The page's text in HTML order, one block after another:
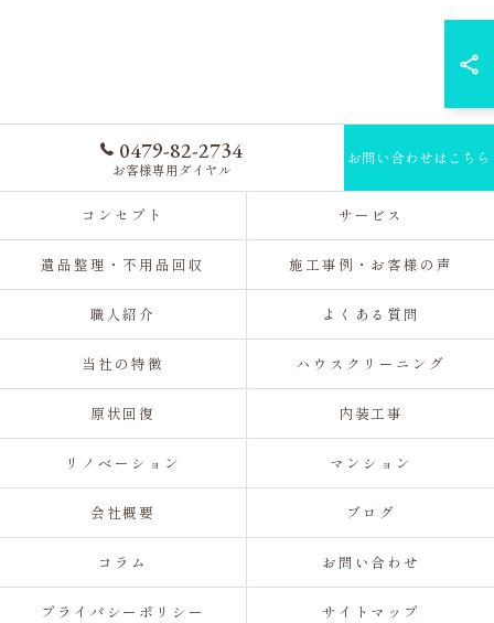
0479-82-2734
お客様専用ダイヤル
お問い合わせはこちら
コンセプト サービス
遺品整理・不用品回収 施工事例・お客様の声
職人紹介 よくある質問
当社の特徴 ハウスクリーニング
原状回復 内装工事
リノベーション マンション
会社概要 ブログ
コラム お問い合わせ
プライバシーポリシー サイトマップ